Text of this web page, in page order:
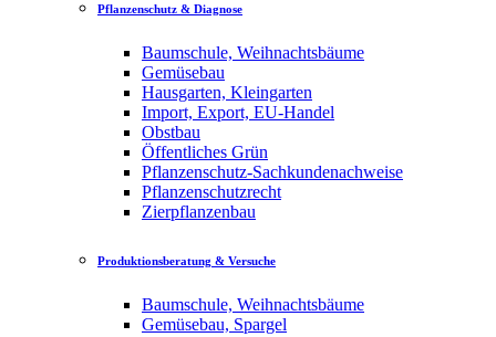
Pflanzenschutz & Diagnose
Baumschule, Weihnachtsbäume
Gemüsebau
Hausgarten, Kleingarten
Import, Export, EU-Handel
Obstbau
Öffentliches Grün
Pflanzenschutz-Sachkundenachweise
Pflanzenschutzrecht
Zierpflanzenbau
Produktionsberatung & Versuche
Baumschule, Weihnachtsbäume
Gemüsebau, Spargel